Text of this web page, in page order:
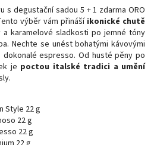
s degustační sadou 5 + 1 zdarma ORO
výběr vám přináší ikonické chutě
karamelové sladkosti po jemné tóny
Nechte se unést bohatými kávovými
espresso. Od husté pěny po
je poctou italské tradici a umění
Style 22 g
22 g
22 g